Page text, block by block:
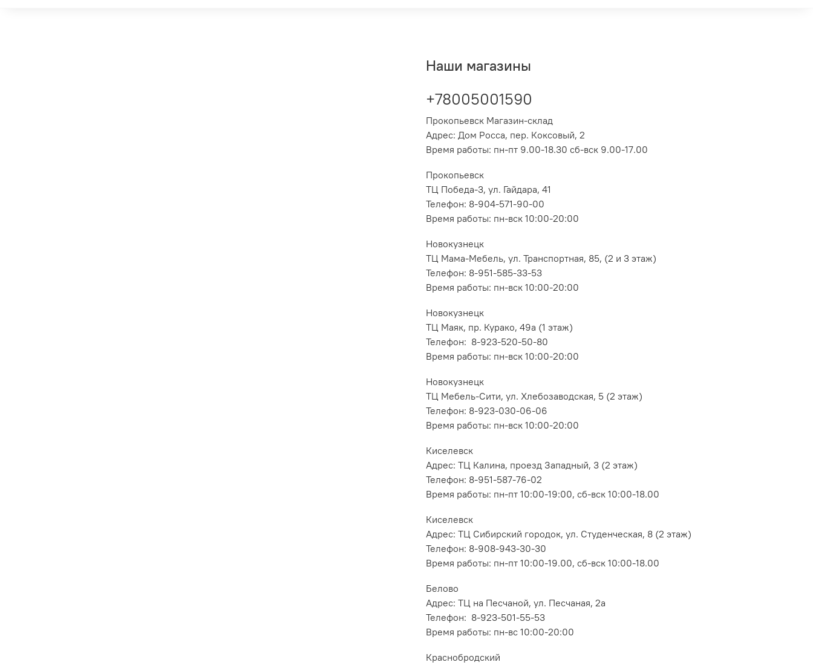
Наши магазины
+78005001590
Прокопьевск Магазин-склад
Адрес: Дом Росса, пер. Коксовый, 2
Время работы: пн-пт 9.00-18.30 сб-вск 9.00-17.00
Прокопьевск
ТЦ Победа-3, ул. Гайдара, 41
Телефон: 8-904-571-90-00
Время работы: пн-вск 10:00-20:00
Новокузнецк
ТЦ Мама-Мебель, ул. Транспортная, 85, (2 и 3 этаж)
Телефон: 8-951-585-33-53
Время работы: пн-вск 10:00-20:00
Новокузнецк
ТЦ Маяк, пр. Курако, 49а (1 этаж)
Телефон: 8-923-520-50-80
Время работы: пн-вск 10:00-20:00
Новокузнецк
ТЦ Мебель-Сити, ул. Хлебозаводская, 5 (2 этаж)
Телефон: 8-923-030-06-06
Время работы: пн-вск 10:00-20:00
Киселевск
Адрес: ТЦ Калина, проезд Западный, 3 (2 этаж)
Телефон: 8-951-587-76-02
Время работы: пн-пт 10:00-19:00, сб-вск 10:00-18.00
Киселевск
Адрес: ТЦ Сибирский городок, ул. Студенческая, 8 (2 этаж)
Телефон: 8-908-943-30-30
Время работы: пн-пт 10:00-19.00, сб-вск 10:00-18.00
Белово
Адрес: ТЦ на Песчаной, ул. Песчаная, 2а
Телефон: 8-923-501-55-53
Время работы: пн-вс 10:00-20:00
Краснобродский